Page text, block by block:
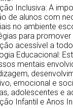
Inclusiva: A
de alunos com
no ambiente
para promover
acessível a
Educacional:
mentais
emocional e
adolescentes e
Infantil e Anos